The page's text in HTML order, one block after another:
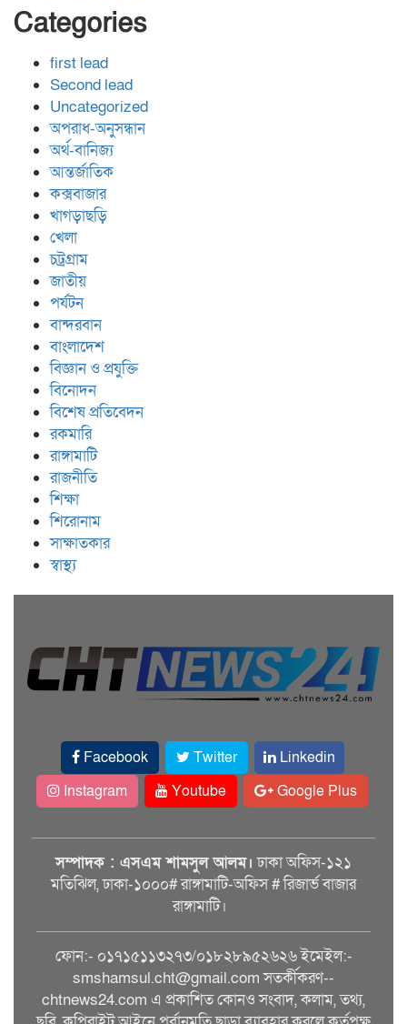
Categories
first lead
Second lead
Uncategorized
অপরাধ-অনুসন্ধান
অর্থ-বানিজ্য
আন্তর্জাতিক
কক্সবাজার
খাগড়াছড়ি
খেলা
চট্রগ্রাম
জাতীয়
পর্যটন
বান্দরবান
বাংলাদেশ
বিজ্ঞান ও প্রযুক্তি
বিনোদন
বিশেষ প্রতিবেদন
রকমারি
রাঙ্গামাটি
রাজনীতি
শিক্ষা
শিরোনাম
সাক্ষাতকার
স্বাস্থ্য
Facebook Twitter
Linkedin
Instagram
Youtube Google Plus
সম্পাদক : এসএম শামসুল আলম। ঢাকা অফিস-১২১
মতিঝিল, ঢাকা-১০০০# রাঙ্গামাটি-অফিস # রিজার্ভ বাজার
রাঙ্গামাটি।
ফোন:- ০১৭১৫১১৩২৭৩/০১৮২৮৯৫২৬২৬ ইমেইল:-
smshamsul.cht@gmail.com সতর্কীকরণ--
chtnews24.com এ প্রকাশিত কোনও সংবাদ, কলাম, তথ্য,